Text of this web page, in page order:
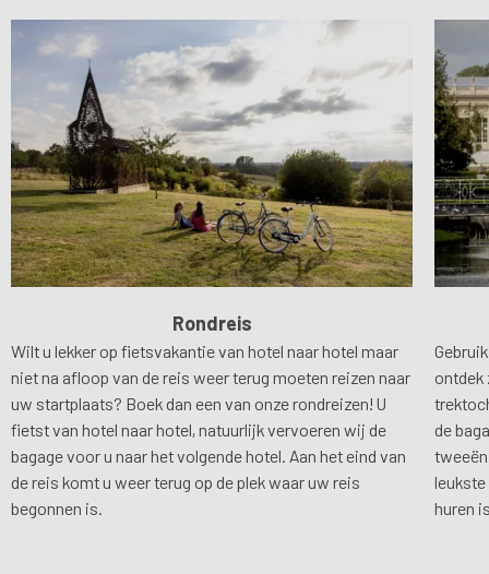
Rondreis
Wilt u lekker op fietsvakantie van hotel naar hotel maar
niet na afloop van de reis weer terug moeten reizen naar
uw startplaats? Boek dan een van onze rondreizen! U
fietst van hotel naar hotel, natuurlijk vervoeren wij de
bagage voor u naar het volgende hotel. Aan het eind van
de reis komt u weer terug op de plek waar uw reis
begonnen is.
ontdek
de
huren